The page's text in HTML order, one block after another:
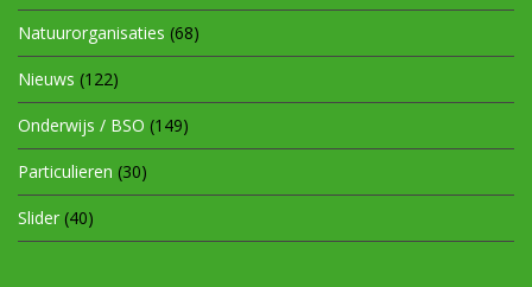
Natuurorganisaties (68)
Nieuws (122)
Onderwijs / BSO (149)
Particulieren (30)
Slider (40)